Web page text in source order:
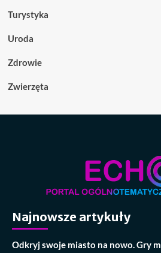
Turystyka
Uroda
Zdrowie
Zwierzęta
Najnowsze artykuły
Odkryj swoje miasto na nowo. Gry